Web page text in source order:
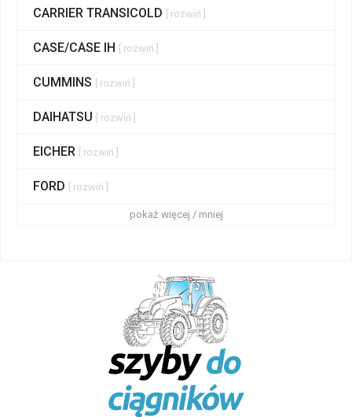
CARRIER TRANSICOLD [ rozwiń ]
CASE/CASE IH [ rozwiń ]
CUMMINS [ rozwiń ]
DAIHATSU [ rozwiń ]
EICHER [ rozwiń ]
FORD [ rozwiń ]
pokaż więcej / mniej